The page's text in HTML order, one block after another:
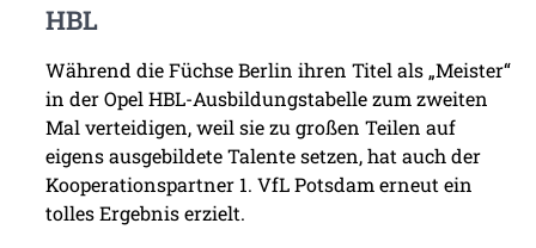
HBL
Während die Füchse Berlin ihren Titel als „Meister“
in der Opel HBL-Ausbildungstabelle zum zweiten
Mal verteidigen, weil sie zu großen Teilen auf
eigens ausgebildete Talente setzen, hat auch der
Kooperationspartner 1. VfL Potsdam erneut ein
tolles Ergebnis erzielt.